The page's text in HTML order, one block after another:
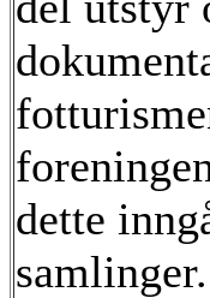
dette
samlinger.